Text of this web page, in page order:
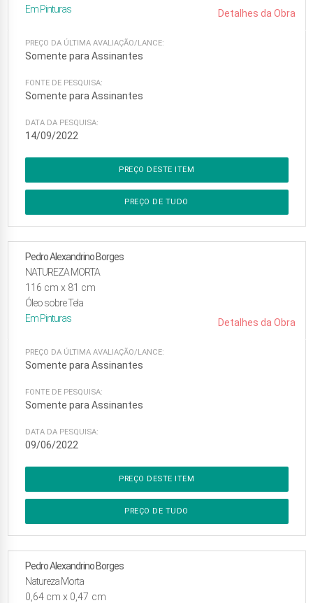
Em Pinturas Detalhes da Obra
PREÇO DA ÚLTIMA AVALIAÇÃO/LANCE:
Somente para Assinantes
FONTE DE PESQUISA:
Somente para Assinantes
DATA DA PESQUISA:
14/09/2022
PREÇO DESTE ITEM
PREÇO DE TUDO
Pedro Alexandrino Borges
NATUREZA MORTA
116 cm x 81 cm
Óleo sobre Tela
Em Pinturas Detalhes da Obra
PREÇO DA ÚLTIMA AVALIAÇÃO/LANCE:
Somente para Assinantes
FONTE DE PESQUISA:
Somente para Assinantes
DATA DA PESQUISA:
09/06/2022
PREÇO DESTE ITEM
PREÇO DE TUDO
Pedro Alexandrino Borges
Natureza Morta
0,64cm x 0,47 cm